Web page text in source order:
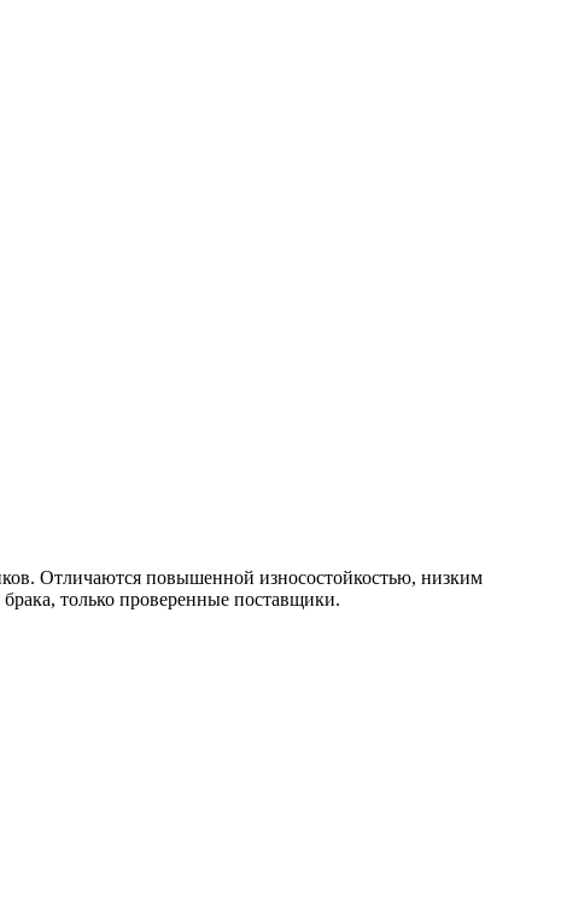
Отличаются повышенной износостойкостью, низким
только проверенные поставщики.